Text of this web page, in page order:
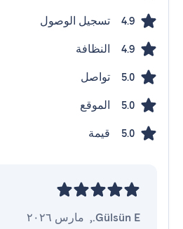
4.9 تسجيل الوصول
4.9 النظافة
5.0 تواصل
5.0 الموقع
5.0 قيمة
Gülsün E.
, مارس ٢٠٢٦